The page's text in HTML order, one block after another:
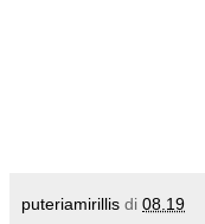
puteriamirillis di 08.19